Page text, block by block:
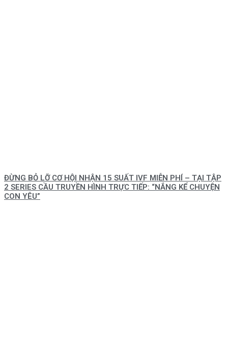
ĐỪNG BỎ LỠ CƠ HỘI NHẬN 15 SUẤT IVF MIỄN PHÍ – TẠI TẬP
2 SERIES CẦU TRUYỀN HÌNH TRỰC TIẾP: “NẮNG KỂ CHUYỆN
CON YÊU”